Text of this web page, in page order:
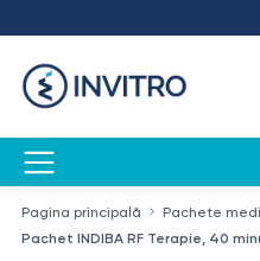
Pagina principală
Pachete
Pachet INDIBA RF Terapie, 40